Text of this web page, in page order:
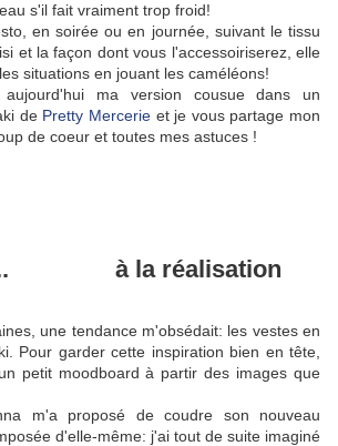
s'il fait vraiment trop froid!
en soirée ou en journée, suivant le tissu
et la façon dont vous l'accessoiriserez, elle
situations en jouant les caméléons!
ma version cousue dans un
de Pretty Mercerie et je vous partage mon
de coeur et toutes mes astuces !
... à la réalisation
une tendance m'obsédait: les vestes en
Pour garder cette inspiration bien en tête,
petit moodboard à partir des images que
m'a proposé de coudre son nouveau
d'elle-même: j'ai tout de suite imaginé